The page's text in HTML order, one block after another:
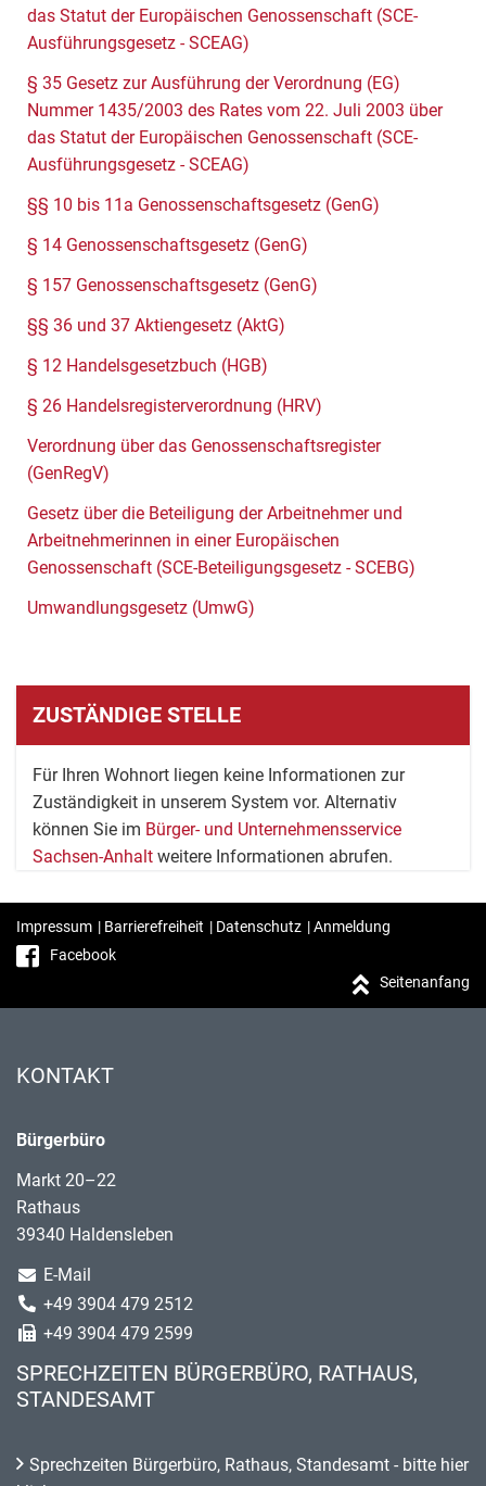
das Statut der Europäischen Genossenschaft (SCE-
Ausführungsgesetz - SCEAG)
§ 35 Gesetz zur Ausführung der Verordnung (EG)
Nummer 1435/2003 des Rates vom 22. Juli 2003 über
das Statut der Europäischen Genossenschaft (SCE-
Ausführungsgesetz - SCEAG)
§§ 10 bis 11a Genossenschaftsgesetz (GenG)
§ 14 Genossenschaftsgesetz (GenG)
§ 157 Genossenschaftsgesetz (GenG)
§§ 36 und 37 Aktiengesetz (AktG)
§ 12 Handelsgesetzbuch (HGB)
§ 26 Handelsregisterverordnung (HRV)
Verordnung über das Genossenschaftsregister
(GenRegV)
Gesetz über die Beteiligung der Arbeitnehmer und
Arbeitnehmerinnen in einer Europäischen
Genossenschaft (SCE-Beteiligungsgesetz - SCEBG)
Umwandlungsgesetz (UmwG)
ZUSTÄNDIGE STELLE
Für Ihren Wohnort liegen keine Informationen zur
Zuständigkeit in unserem System vor. Alternativ
können Sie im Bürger- und Unternehmensservice
Sachsen-Anhalt weitere Informationen abrufen.
Impressum | Barrierefreiheit | Datenschutz |Anmeldung
Facebook
Seitenanfang
KONTAKT
Bürgerbüro
Markt 20–22
Rathaus
39340 Haldensleben
E-Mail
+49 3904 479 2512
+49 3904 479 2599
SPRECHZEITEN BÜRGERBÜRO, RATHAUS,
STANDESAMT
Sprechzeiten Bürgerbüro, Rathaus, Standesamt - bitte hier